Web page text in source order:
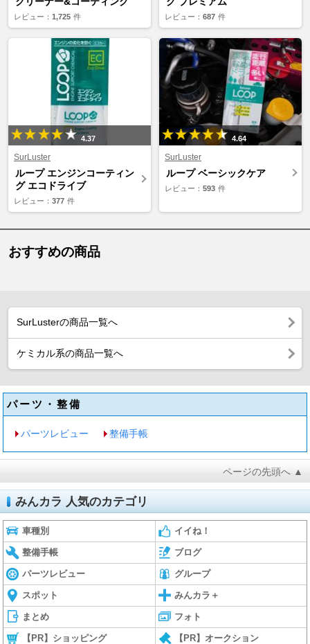
レビュー： 1,725 件 レビュー： 687 件
4.37
SurLuster
ループ エンジンコーティン
グ エコドライブ
レビュー： 377 件
4.64
SurLuster
ループ ベーシックケア
レビュー： 593 件
おすすめの商品
SurLusterの商品一覧へ
ケミカル系の商品一覧へ
パーツ・整備
パーツレビュー 整備手帳
ページの先頭へ ▲
みんカラ 人気のカテゴリ
車種別 イイね！
整備手帳 ブログ
パーツレビュー グループ
スポット みんカラ＋
まとめ フォト
【PR】ショッピング 【PR】オークション